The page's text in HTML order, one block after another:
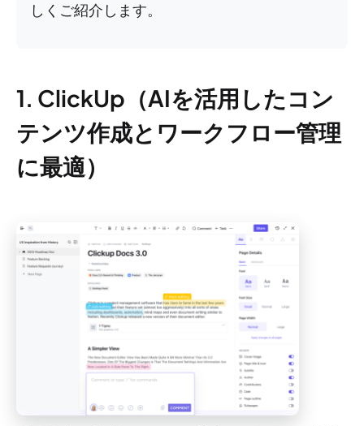
しくご紹介します。
1. ClickUp（AIを活用したコン
テンツ作成とワークフロー管理
に最適）